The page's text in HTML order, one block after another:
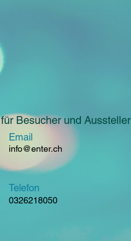
Besucher und Aussteller
Email
info@enter.ch
Telefon
0326218050